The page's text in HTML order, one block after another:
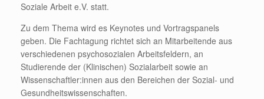
Soziale Arbeit e.V. statt.
Zu dem Thema wird es Keynotes und Vortragspanels
geben. Die Fachtagung richtet sich an Mitarbeitende aus
verschiedenen psychosozialen Arbeitsfeldern, an
Studierende der (Klinischen) Sozialarbeit sowie an
Wissenschaftler:innen aus den Bereichen der Sozial- und
Gesundheitswissenschaften.